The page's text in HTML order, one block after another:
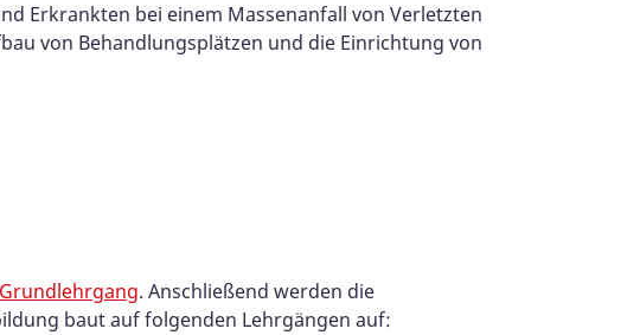
Erkrankten bei einem Massenanfall von Verletzten
von Behandlungsplätzen und die Einrichtung von
. Anschließend werden die
baut auf folgenden Lehrgängen auf: